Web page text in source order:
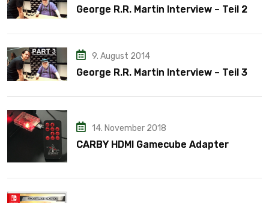
George R.R. Martin Interview – Teil 2
9. August 2014
George R.R. Martin Interview – Teil 3
14. November 2018
CARBY HDMI Gamecube Adapter